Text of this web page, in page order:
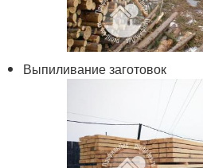
Выпиливание заготовок